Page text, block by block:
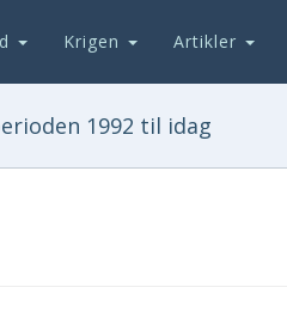
Krigen Artikler
1992 til idag